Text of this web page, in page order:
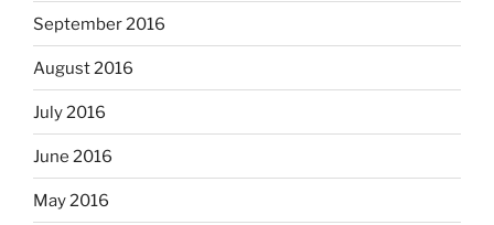
September 2016
August 2016
July 2016
June 2016
May 2016